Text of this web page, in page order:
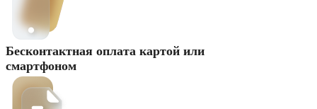
Бесконтактная оплата картой или
смартфоном